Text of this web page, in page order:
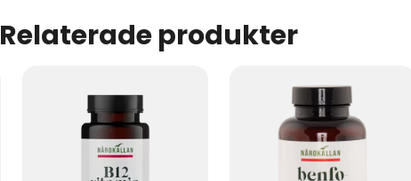
Relaterade produkter